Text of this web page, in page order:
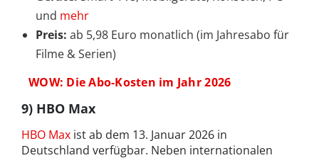
und mehr
Preis: ab 5,98 Euro monatlich (im Jahresabo für
Filme & Serien)
WOW: Die Abo-Kosten im Jahr 2026
9) HBO Max
HBO Max ist ab dem 13. Januar 2026 in
Deutschland verfügbar. Neben internationalen